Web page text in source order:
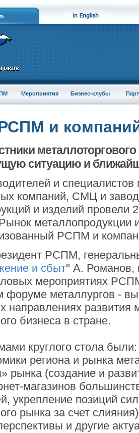
Мероприятия Бизнес-клубы
и
ситуацию и
и специалистов
компаний, СМЦ и
и изделий провели
металлопродукции
РСПМ и
РСПМ,
и сбыт" А. Романов,
мероприятиях
металлургов -
направлениях развития
бизнеса в стране.
круглого стола
региона и рынка
рынка (создание и
магазинов
укрепление позиций
рынка за счет
и другие